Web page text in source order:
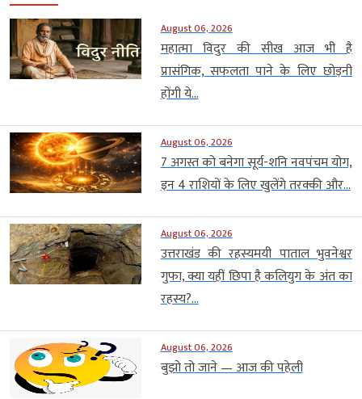
August 06, 2026
महात्मा विदुर की सीख आज भी है
प्रासंगिक, सफलता पाने के लिए छोड़नी
होंगी ये...
August 06, 2026
7 अगस्त को बनेगा सूर्य-शनि नवपंचम योग,
इन 4 राशियों के लिए खुलेंगे तरक्की और...
August 06, 2026
उत्तराखंड की रहस्यमयी पाताल भुवनेश्वर
गुफा, क्या यहीं छिपा है कलियुग के अंत का
रहस्य?...
August 06, 2026
बुझो तो जाने — आज की पहेली